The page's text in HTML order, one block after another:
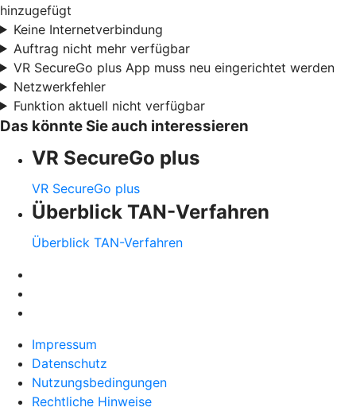
hinzugefügt
Keine Internetverbindung
Auftrag nicht mehr verfügbar
VR SecureGo plus App muss neu eingerichtet werden
Netzwerkfehler
Funktion aktuell nicht verfügbar
Das könnte Sie auch interessieren
VR SecureGo plus
VR SecureGo plus
Überblick TAN-Verfahren
Überblick TAN-Verfahren
Impressum
Datenschutz
Nutzungsbedingungen
Rechtliche Hinweise